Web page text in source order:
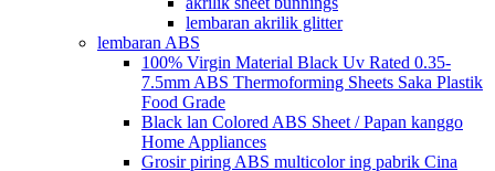
lembaran akrilik glitter
lembaran ABS
100% Virgin Material Black Uv Rated 0.35-
7.5mm ABS Thermoforming Sheets Saka Plastik
Food Grade
Black lan Colored ABS Sheet / Papan kanggo
Home Appliances
Grosir piring ABS multicolor ing pabrik Cina